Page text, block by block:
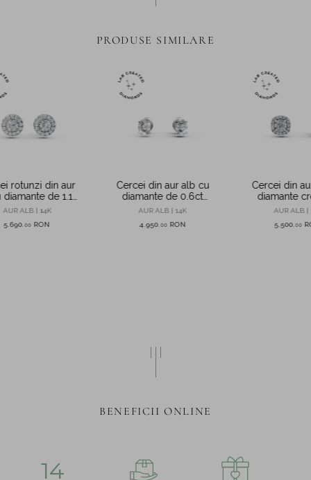
PRODUSE SIMILARE
rotunzi din aur
de 1.1ct
in laborator
AUR ALB | 14K
5.690 ,00 RON
Cercei din aur alb cu
diamante de 0.6ct
create in laborator
AUR ALB | 14K
4.950 00 RON
Cercei din
diamante
laborator
AUR ALB |
5.500 ,00
BENEFICII ONLINE
14